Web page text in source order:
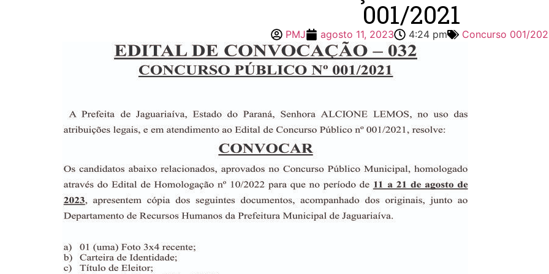
001/2021
PMJ agosto 11, 2023 4:24 pm Concurso 001/